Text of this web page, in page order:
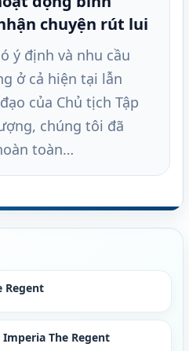
chuyện rút lui
ý định và nhu cầu
ở cả hiện tại lẫn
của Chủ tịch Tập
chúng tôi đã
toàn…
Regent
The Regent